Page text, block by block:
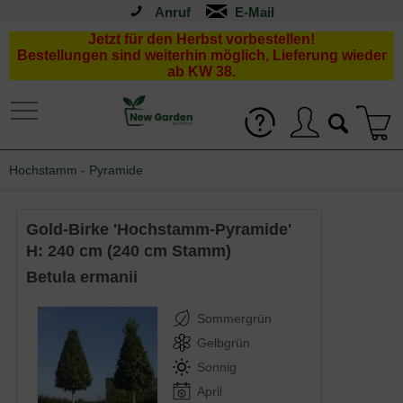
Anruf
Jetzt für den Herbst vorbestellen!
Bestellungen sind weiterhin möglich, Lieferung wieder
ab KW 38.
Hochstamm - Pyramide
Gold-Birke 'Hochstamm-Pyramide'
H: 240 cm (240 cm Stamm)
Betula ermanii
Sommergrün
Gelbgrün
Sonnig
April